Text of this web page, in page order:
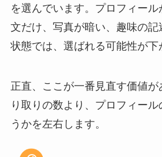
を選んでいます。プロフィー
文だけ、写真が暗い、趣味の記
状態では、選ばれる可能性が下
正直、ここが一番見直す価値
り取りの数より、プロフィー
うかを左右します。